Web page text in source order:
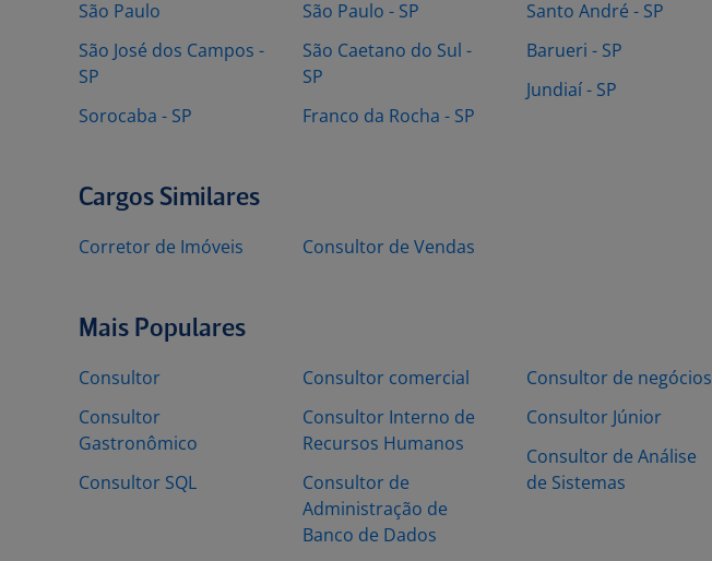
São Paulo
São José dos Campos -
SP
Sorocaba - SP
São Paulo - SP
São Caetano do Sul -
SP
Franco da Rocha - SP
Santo André - SP
Barueri - SP
Jundiaí - SP
Cargos Similares
Corretor de Imóveis Consultor de Vendas
Mais Populares
Consultor
Consultor
Gastronômico
Consultor SQL
Consultor comercial
Consultor Interno de
Recursos Humanos
Consultor de
Administração de
Banco de Dados
Consultor de negócios
Consultor Júnior
Consultor de Análise
de Sistemas